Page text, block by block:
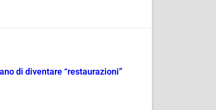
di diventare “restaurazioni”